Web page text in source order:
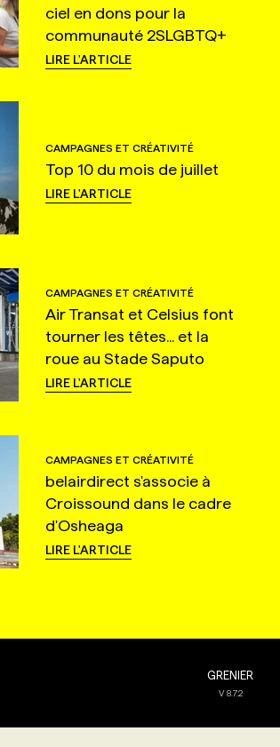
ciel en dons pour la
communauté 2SLGBTQ+
LIRE L'ARTICLE
CAMPAGNES ET CRÉATIVITÉ
Top 10 du mois de juillet
LIRE L'ARTICLE
CAMPAGNES ET CRÉATIVITÉ
Air Transat et Celsius font
tourner les têtes... et la
roue au Stade Saputo
LIRE L'ARTICLE
CAMPAGNES ET CRÉATIVITÉ
belairdirect s'associe à
Croissound dans le cadre
d'Osheaga
LIRE L'ARTICLE
GRENIER
V8.7.2